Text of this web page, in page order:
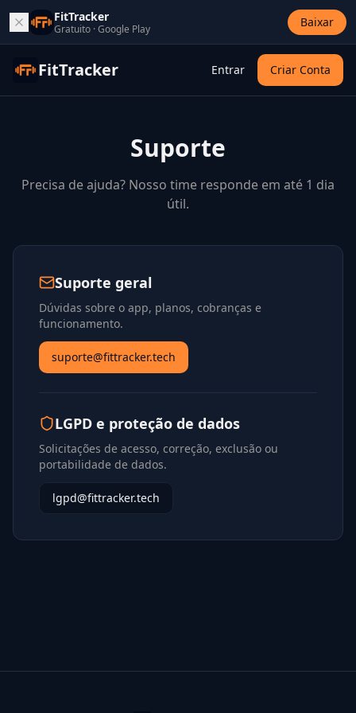
FitTracker
Gratuito · Google Play Baixar
FitTracker Entrar Criar Conta
Suporte
Precisa de ajuda? Nosso time responde em até 1 dia
útil.
Suporte geral
Dúvidas sobre o app, planos, cobranças e
funcionamento.
suporte@fittracker.tech
LGPD e proteção de dados
Solicitações de acesso, correção, exclusão ou
portabilidade de dados.
lgpd@fittracker.tech